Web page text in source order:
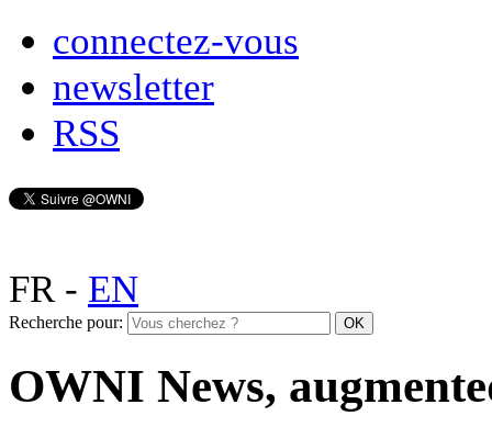
connectez-vous
newsletter
RSS
FR- EN
Recherche pour:
OWNI News,